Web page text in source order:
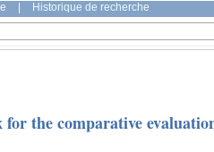
Historique de recherche
for the comparative